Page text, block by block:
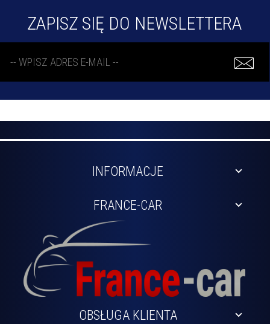
ZAPISZ SIĘ DO NEWSLETTERA
INFORMACJE
FRANCE-CAR
OBSŁUGA KLIENTA